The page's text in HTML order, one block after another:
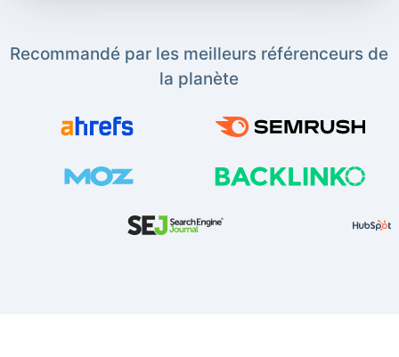
Recommandé par les meilleurs référenceurs de
la planète